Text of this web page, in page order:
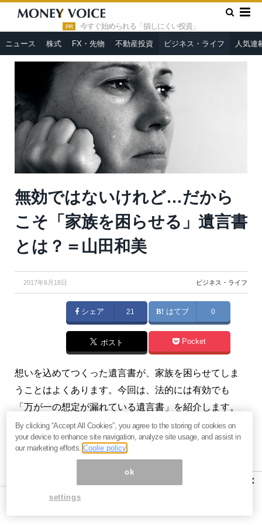
PR 今すぐ始められる「損しにくい投資」
ニュース 株式 FX・先物 不動産投資 ビジネス・ライフ 人気連
HOME » ビジネス・ライフ
無効ではないけれど…だからこそ
「家族を困らせる」遺言書とは？＝山田和美
無効ではないけれど…だから
こそ「家族を困らせる」遺言書
とは？＝山田和美
2017年6月18日 ビジネス・ライフ
シェア 21 はてブ 0
ポスト Pocket
想いを込めてつくった遺言書が、家族を困らせてしま
うことはよくあります。今回は、法的には有効でも
「万が一の想定が漏れている遺言書」を紹介します。
（『こころをつなぐ、相続のハナシ』山田和美）
プロフィール：山田和美（やまだかずみ）
1986年愛知県稲沢市生まれ。行政書士、なごみ行政書
士事務所所長。大学では心理学を学び、在学中に行政
書士、ファイナンシャルプランナー、個人情報保護士
等の資格を取得。名古屋市内のコンサルファームに入
×
By clicking “Accept All Cookies”, you agree to the storing of cookies on
your device to enhance site navigation, analyze site usage, and assist in
our marketing efforts.Coolie policy
ok
settings